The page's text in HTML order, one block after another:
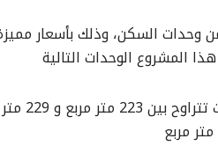
وحدات السكن، وذلك بأسعار
المشروع الوحدات التالية
الشقق